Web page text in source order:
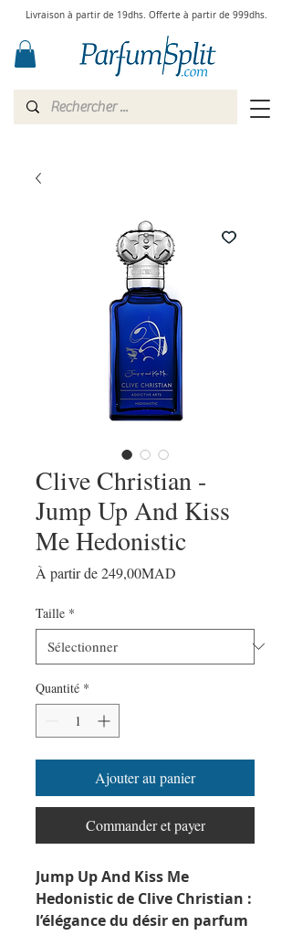
Livraison à partir de 19dhs. Offerte à partir de 999dhs.
Clive Christian -
Jump Up And Kiss
Me Hedonistic
À partir de249,00MAD
Taille *
Quantité *
Ajouter au panier
Commander et payer
Jump Up And Kiss Me
Hedonistic de Clive Christian :
l’élégance du désir en parfum